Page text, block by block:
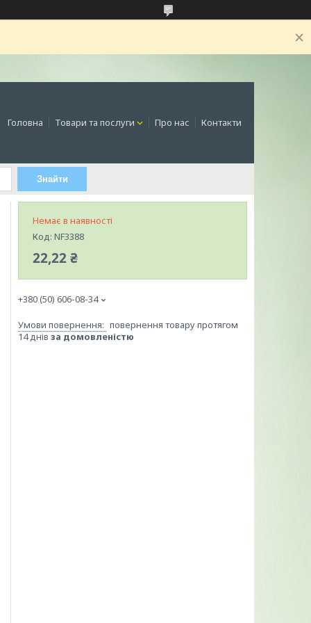
Головна Товари та послуги Про нас Контакти
Знайти
Немає в наявності
Код: NF3388
22,22 ₴
+380 (50) 606-08-34
повернення товару протягом
14 днів за домовленістю